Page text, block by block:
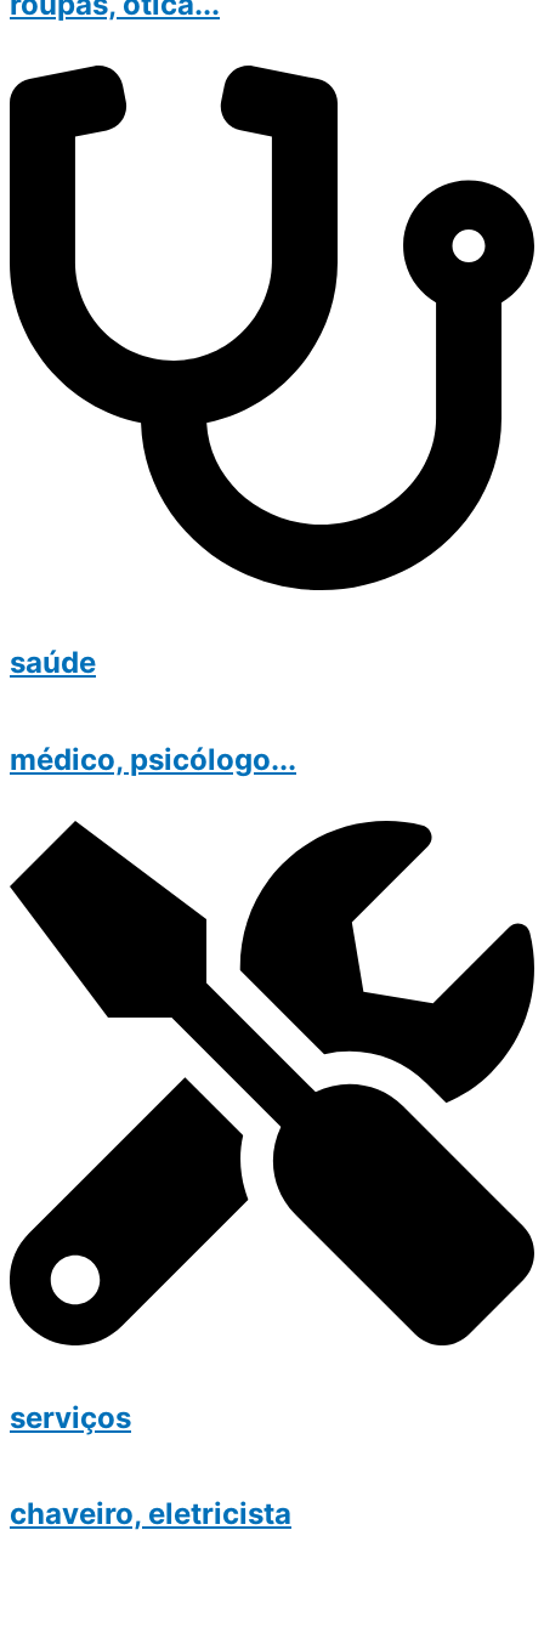
saúde
médico, psicólogo...
serviços
chaveiro, eletricista